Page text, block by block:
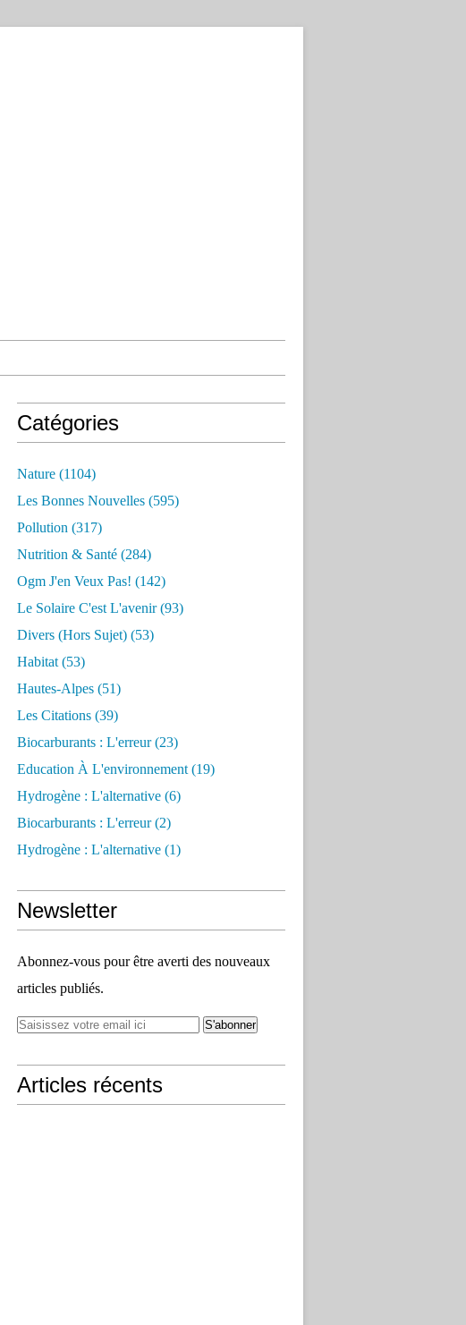
Catégories
Nature (1104)
Les Bonnes Nouvelles (595)
Pollution (317)
Nutrition & Santé (284)
Ogm J'en Veux Pas! (142)
Le Solaire C'est L'avenir(93)
Divers (hors Sujet) (53)
Habitat (53)
Hautes-Alpes (51)
Les Citations (39)
Biocarburants : L'erreur(23)
Education À L'environnement (19)
Hydrogène : L'alternative (6)
Biocarburants : L'erreur(2)
Hydrogène : L'alternative (1)
Newsletter
Abonnez-vous pour être averti des nouveaux
articles publiés.
Articles récents